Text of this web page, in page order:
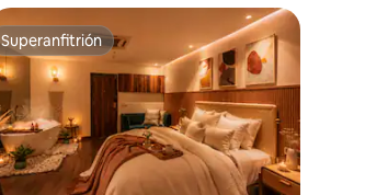
Superanfitrión
Superanfitrión